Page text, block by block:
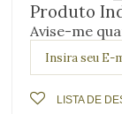
Produto
Avise-me
LISTA DE